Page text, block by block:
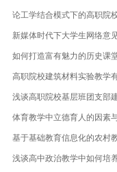
论工学结合模式下的高职院校
新媒体时代下大学生网络意见
如何打造富有魅力的历史课
高职院校建筑材料实验教学有
浅谈高职院校基层班团支部建
体育教学中立德育人的因素与
基于基础教育信息化的农村教
浅谈高中政治教学中如何培养